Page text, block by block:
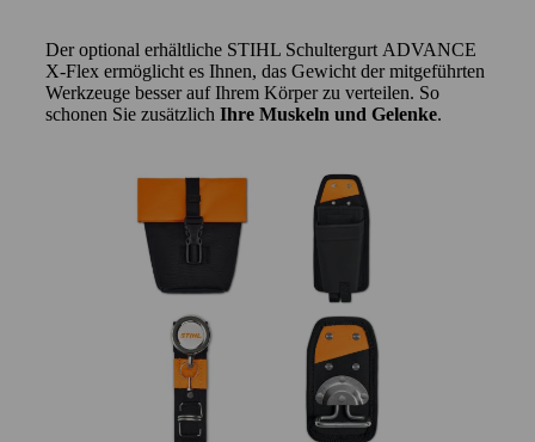
Der optional erhältliche STIHL Schultergurt ADVANCE
X-Flex ermöglicht es Ihnen, das Gewicht der mitgeführten
Werkzeuge besser auf Ihrem Körper zu verteilen. So
schonen Sie zusätzlich Ihre Muskeln und Gelenke.